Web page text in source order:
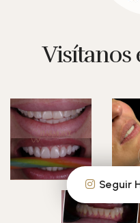
Visítanos
Seguir